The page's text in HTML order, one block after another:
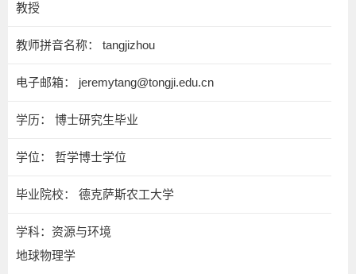
教授
教师拼音名称： tangjizhou
电子邮箱： jeremytang@tongji.edu.cn
学历： 博士研究生毕业
学位： 哲学博士学位
毕业院校： 德克萨斯农工大学
学科：资源与环境
地球物理学